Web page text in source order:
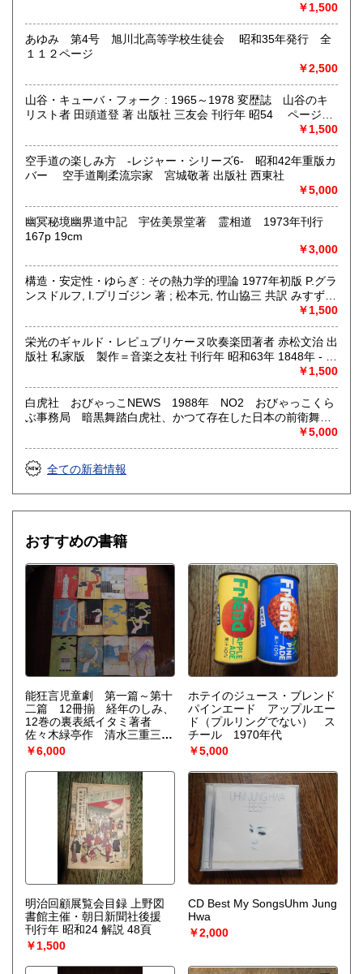
取り扱い分野
社会科学、美術工芸、古典籍、近代文献、外国書
￥1,500
あゆみ 第4号 旭川北高等学校生徒会 昭和35年発行 全
１１２ページ
￥2,500
山谷・キューバ・フォーク : 1965～1978 変歴誌 山谷のキ
リスト者 田頭道登 著 出版社 三友会 刊行年 昭54 ページ数
￥1,500
空手道の楽しみ方 -レジャー・シリーズ6- 昭和42年重版カ
バー 空手道剛柔流宗家 宮城敬著 出版社 西東社
￥5,000
幽冥秘境幽界道中記 宇佐美景堂著 霊相道 1973年刊行
167p 19cm
￥3,000
構造・安定性・ゆらぎ : その熱力学的理論 1977年初版 P.グラ
ンスドルフ, I.プリゴジン 著 ; 松本元, 竹山協三 共訳 みすず書
房〈熱力学の方法を、平衡はもとより非線形性や不安定性を
も含むあらゆる現象へ拡張できないであろうか？ ……新し
い「構造」は常に不安定性の結果として出現する。すなわち
それはゆらぎから生じるものである。ふつうはゆらぎが生じ
ると、系をもとの乱れのない状態に戻そうとする動きが続い
は増幅される。……安定性の理論を不可逆過程の熱力学に結
びつけ、ゆらぎの巨視的理論を包含する一般化された熱力学
を作り上げなくてはならない。〉散逸構造の理論で、1977
年、ノーベル化学賞を受賞したプリゴジンの、グランスドル
を、非平衡熱力学の立場から、物理学、化学、生物学につい
￥1,500
栄光のギャルド・レピュブリケーヌ吹奏楽団著者 赤松文治 出
版社 私家版 製作＝音楽之友社 刊行年 昭和63年 1848年 - パ
リ防衛軍のメンバーにより12名の騎馬ファンファーレ隊が創
設される。これが共和国親衛隊音楽隊の始まりであり、現在
でも当騎兵連隊には騎馬ファンファーレ隊が置かれている。
1856年 - 隊員56名からなる吹奏楽編成の親衛隊音楽隊を編
成。1867年 - パリ万博で行われた国際軍楽隊コンクールでプ
審査員を務めた20名の中には、当時の著名な音楽家であるベ
ルリオーズ、グノー、ドリーブが含まれており、彼らがサイ
年 - 吹奏楽版「ボレロ」を初演。指揮はモーリス・ラヴェ
ル。1947年 - 当時のオリオール大統領の勧告により、オーケ
ストラも編成できるように40名の弦楽セクションを増員。
1961年 - 初来日。
￥1,500
白虎社 おびゃっこNEWS 1988年 NO2 おびゃっこくら
ぶ事務局 暗黒舞踏白虎社、かつて存在した日本の前衛舞踏
集団。1980年に京都市で設立される。大駱駝艦に所属してい
た舞踏家の大須賀勇らを中心に、京都・東九条など関西を拠
点として活動。暗黒舞踏の系譜をひく舞踏によって日本各地
はもとより、アジアやヨーロッパ、中南米をはじめの13か
タクマクスのようなテレビジョン」、「ゾンネンシュターン
の夏」などの演目があった。2016年にオープンした京都の
KYOTO舞踏館で活動する今貂子は、白虎社の出身。
￥5,000
全ての新着情報
おすすめの書籍
能狂言児童劇 第一篇～第十
二篇 12冊揃 経年のしみ、
12巻の裏表紙イタミ著者
佐々木緑亭作 清水三重三装
丁 盛林堂 刊行年 昭10年第
一篇 食召なめ地蔵、第二
篇 鼠の嫁入り、第三篇 箱
根の関所、第四篇 つんぼと
盲、第五篇 旅は道連れ、第
六篇 化け案山子、第七篇
四人轉太、第八篇 狐塚、第
九篇 野原の医者、第十篇
恩返し、第十一篇 国境争
い、第十二篇 三人旅
￥6,000
ホテイのジュース・ブレンド
パインエード アップルエー
ド（プルリングでない） ス
チール 1970年代
￥5,000
明治回顧展覧会目録 上野図
書館主催・朝日新聞社後援
刊行年 昭和24 解説 48頁
￥1,500
CD Best My SongsUhm Jung
Hwa
￥2,000